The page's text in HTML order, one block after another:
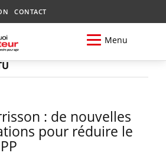
CONTACT
Menu
: de nouvelles
pour réduire le